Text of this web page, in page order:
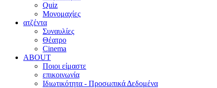
Quiz
Μονομαχίες
ατζέντα
Συναυλίες
Θέατρο
Cinema
ABOUT
Ποιοι είμαστε
επικοινωνία
Ιδιωτικότητα - Προσωπικά Δεδομένα